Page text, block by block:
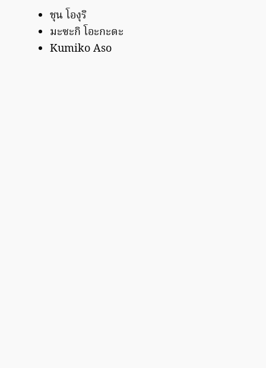
ชุน โองุริ
มะซะกิ โอะกะดะ
Kumiko Aso